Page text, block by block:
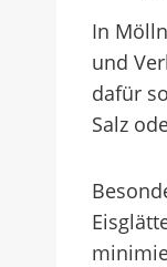
In
und
dafür
Salz